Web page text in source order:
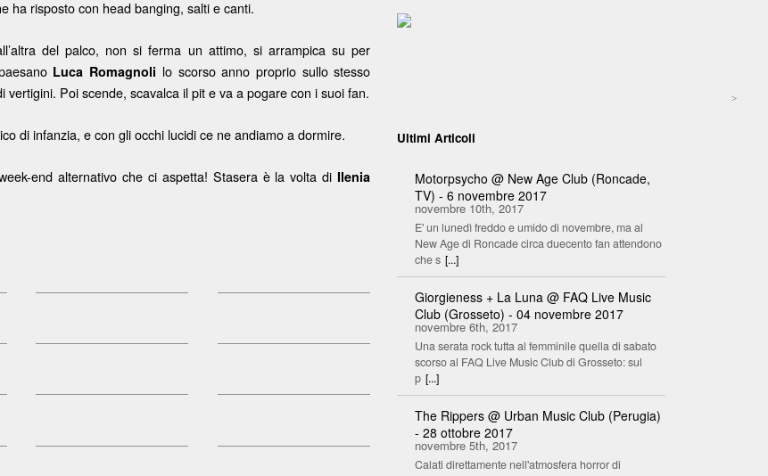
>
ha risposto con head banging, salti e canti.
del palco, non si ferma un attimo, si arrampica su per
Luca Romagnoli lo scorso anno proprio sullo stesso
Poi scende, scavalca il pit e va a pogare con i suoi fan.
di infanzia, e con gli occhi lucidi ce ne andiamo a dormire.
end alternativo che ci aspetta! Stasera è la volta di Ilenia
Ultimi Articoli
Motorpsycho @ New Age Club (Roncade,
TV) - 6 novembre 2017
novembre 10th, 2017
E' un lunedì freddo e umido di novembre, ma al
New Age di Roncade circa duecento fan attendono
che s [...]
Giorgieness + La Luna @ FAQ Live Music
Club (Grosseto) - 04 novembre 2017
novembre 6th, 2017
Una serata rock tutta al femminile quella di sabato
scorso al FAQ Live Music Club di Grosseto: sul
p [...]
The Rippers @ Urban Music Club (Perugia)
- 28 ottobre 2017
novembre 5th, 2017
Calati direttamente nell'atmosfera horror di